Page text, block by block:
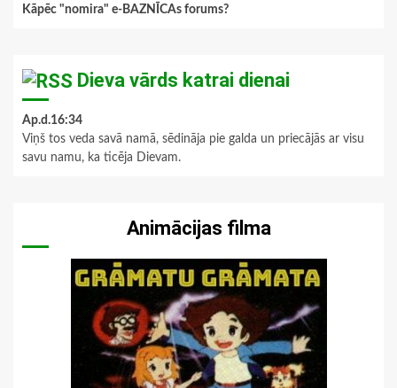
Kāpēc "nomira" e-BAZNĪCAs forums?
Dieva vārds katrai dienai
Ap.d.16:34
Viņš tos veda savā namā, sēdināja pie galda un priecājās ar visu
savu namu, ka ticēja Dievam.
Animācijas filma